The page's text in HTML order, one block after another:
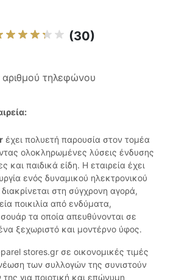
(30)
τηλεφώνου
έχει πολυετή παρουσία στον τομέα
ολοκληρωμένες λύσεις ένδυσης
και παιδικά είδη. Η εταιρεία έχει
ενός δυναμικού ηλεκτρονικού
στη σύγχρονη αγορά,
ποικιλία από ενδύματα,
τα οποία απευθύνονται σε
ξεχωριστό και μοντέρνο ύφος.
stores.gr σε οικονομικές τιμές
των συλλογών της συνιστούν
για ποιοτική και επώνυμη